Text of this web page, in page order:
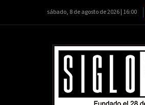
sábado, 8 de agosto de 2026 | 16:00